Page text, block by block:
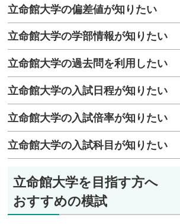
JR西日本、LINEヤフー、NTT西日
チュア、ニデック、花王、京セラ
製作所、東レ、日立システムズ、
合研究所 他
映像学部
ADKホールディングス、MAPPA、
レビ、アミューズ、セガ、セプテ
HOLDINGS、ニトリ、パナソニッ
ングス、バンダイ、ヤマハ、信金
ライブ、東映 他
特許庁、アピ、エーザイ、ファイ
薬、京都府立医科大学附属病院、
藤製薬、済生会千里病院、市職員
立命館大学の偏差値が知りたい
立命館大学の学部情報が知りたい
立命館大学の過去問を利用したい
立命館大学の入試日程が知りたい
立命館大学の入試倍率が知りたい
立命館大学の入試科目が知りたい
立命館大学を目指す方へ
おすすめの模試